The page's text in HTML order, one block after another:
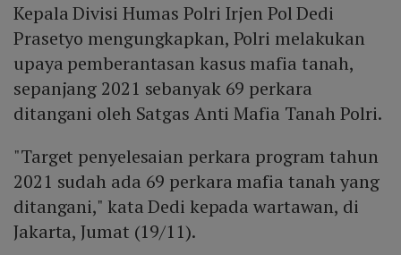
Kepala Divisi Humas Polri Irjen Pol Dedi
Prasetyo mengungkapkan, Polri melakukan
upaya pemberantasan kasus mafia tanah,
sepanjang 2021 sebanyak 69 perkara
ditangani oleh Satgas Anti Mafia Tanah Polri.
"Target penyelesaian perkara program tahun
2021 sudah ada 69 perkara mafia tanah yang
ditangani," kata Dedi kepada wartawan, di
Jakarta, Jumat (19/11).